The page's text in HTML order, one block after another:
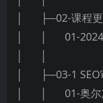
│ ├─02-课程
│ │ 01-2024
│ ├─03-1 SEO
│ │ 01-奥尔加